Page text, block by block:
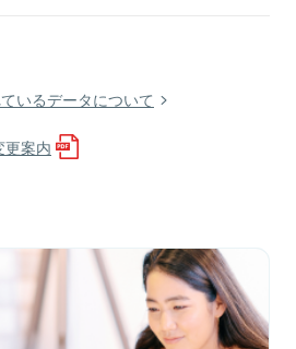
いるデータについて
案内